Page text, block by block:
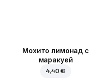
Мохито лимонад с
маракуей
4,40 €